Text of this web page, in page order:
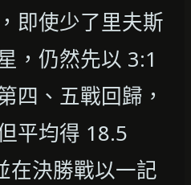
即使少了里夫斯
，仍然先以 3:1
四、五戰回歸，
平均得 18.5
在決勝戰以一記